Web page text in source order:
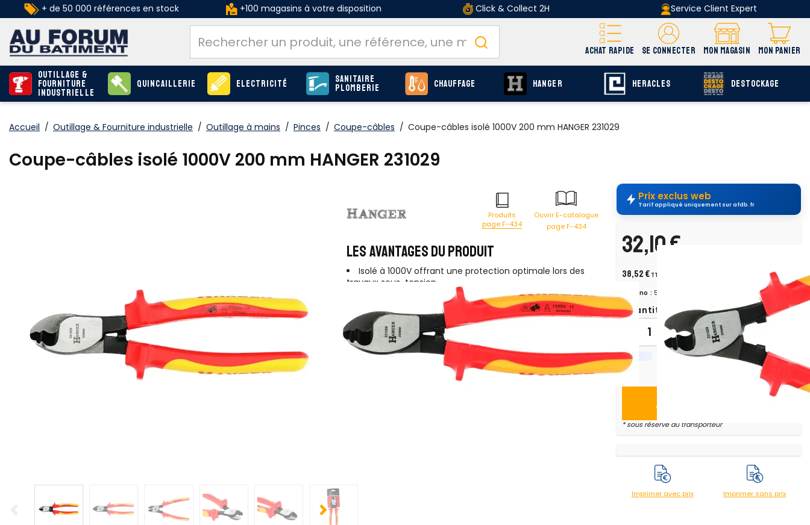
+ de 50 000 références en stock +100 magasins à votre disposition Click & Collect 2H Service Client Expert
ACHAT RAPIDE SE CONNECTER MON MAGASIN MON PANIER
Outillage &
Fourniture
industrielle
Quincaillerie Electricité Sanitaire
Plomberie Chauffage HANGER HERACLES DESTOCKAGE
Accueil / Outillage & Fourniture industrielle / Outillage à mains / Pinces / Coupe-câbles / Coupe-câbles isolé 1000V 200 mm HANGER 231029
Coupe-câbles isolé 1000V 200 mm HANGER 231029
Produits
page F-434
Ouvrir E-catalogue
page F-434
LES AVANTAGES DU PRODUIT
Isolé à 1000V offrant une protection optimale lors des
travaux sous-tension
Poignée bi-matière assurant une prise en main stable et
Outil polyvalent permettant de couper des câbles et de
dénuder les fils
Prix exclus web
Tarif appliqué uniquement sur afdb.fr
32,10 €
38,52 € TTC
Chrono : 515330
Quantité:
+
Ajouter au panier
* sous réserve du transporteur
Imprimer avec prix Imprimer sans prix